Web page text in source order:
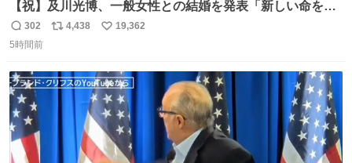
【祝】及川光博、一般女性との結婚を発表「新しい命を授
かっております」 news.livedoor.com/lite/article_d…
「私、及川光博はこの度、交際しておりました方と入籍い
も変わらず俳優として、ミッチーとして、努力し精進して
参ります」とつづった。
返
信
302
リ
ト
4,438
い
数
19,362
5時間前